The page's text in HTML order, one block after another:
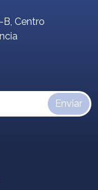
Centro
Enviar